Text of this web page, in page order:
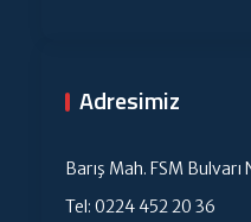
Adresimiz
Barış Mah. FSM Bulvarı
Tel: 0224 452 20 36